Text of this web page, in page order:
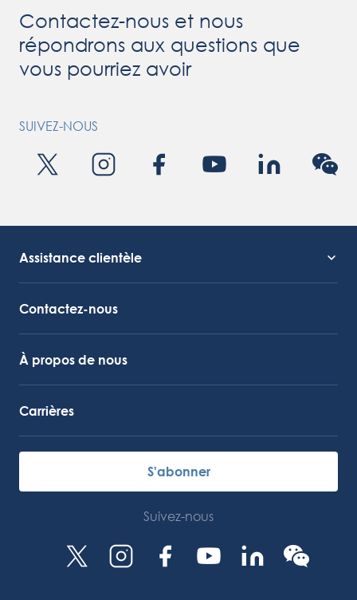
Contactez-nous et nous
répondrons aux questions que
vous pourriez avoir
SUIVEZ-NOUS
Assistance clientèle
Contactez-nous
À propos de nous
Carrières
S'abonner
Suivez-nous